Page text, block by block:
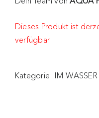
Dieses Produkt ist
verfügbar.
Kategorie: IM WASSER